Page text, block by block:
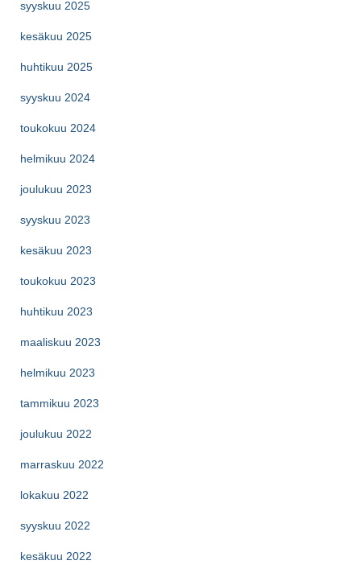
syyskuu 2025
kesäkuu 2025
huhtikuu 2025
syyskuu 2024
toukokuu 2024
helmikuu 2024
joulukuu 2023
syyskuu 2023
kesäkuu 2023
toukokuu 2023
huhtikuu 2023
maaliskuu 2023
helmikuu 2023
tammikuu 2023
joulukuu 2022
marraskuu 2022
lokakuu 2022
syyskuu 2022
kesäkuu 2022